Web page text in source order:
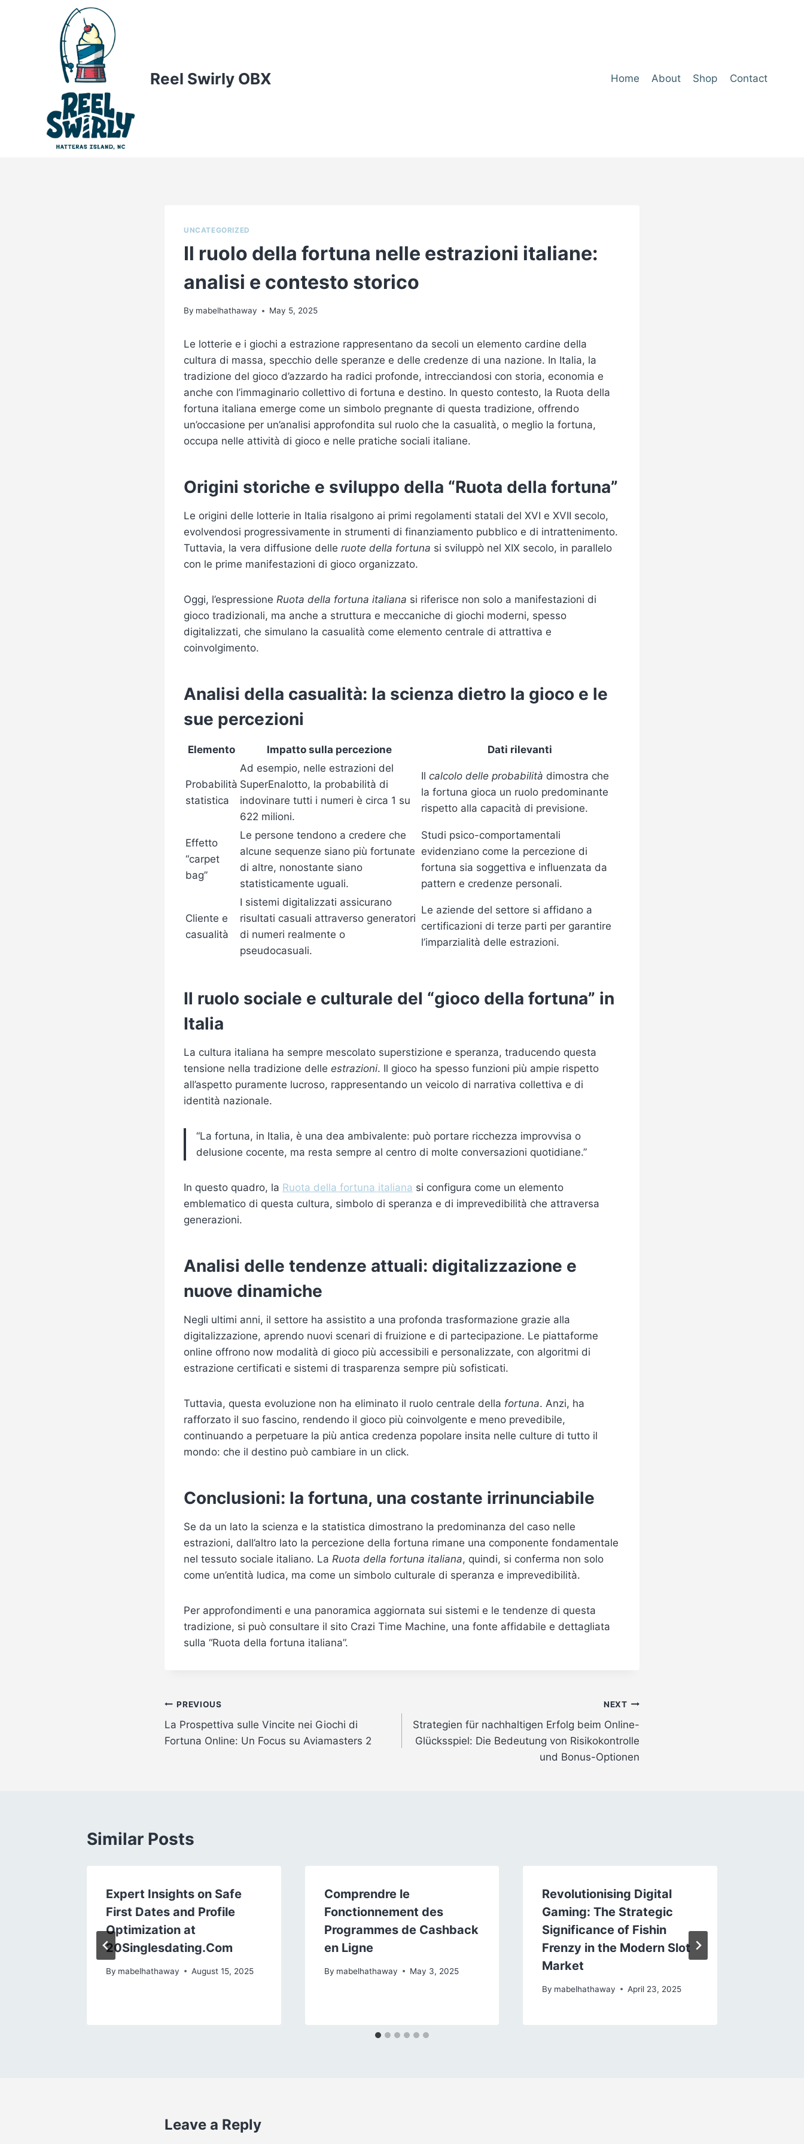
Reel Swirly OBX Home About Shop Contact
UNCATEGORIZED
Il ruolo della fortuna nelle estrazioni italiane:
analisi e contesto storico
By mabelhathaway May 5, 2025
Le lotterie e i giochi a estrazione rappresentano da secoli un elemento cardine della
cultura di massa, specchio delle speranze e delle credenze di una nazione. In Italia, la
tradizione del gioco d’azzardo ha radici profonde, intrecciandosi con storia, economia e
anche con l’immaginario collettivo di fortuna e destino. In questo contesto, la Ruota della
fortuna italiana emerge come un simbolo pregnante di questa tradizione, offrendo
un’occasione per un’analisi approfondita sul ruolo che la casualità, o meglio la fortuna,
occupa nelle attività di gioco e nelle pratiche sociali italiane.
Origini storiche e sviluppo della “Ruota della fortuna”
Le origini delle lotterie in Italia risalgono ai primi regolamenti statali del XVI e XVII secolo,
evolvendosi progressivamente in strumenti di finanziamento pubblico e di intrattenimento.
Tuttavia, la vera diffusione delle ruote della fortuna si sviluppò nel XIX secolo, in parallelo
con le prime manifestazioni di gioco organizzato.
Oggi, l’espressione Ruota della fortuna italiana si riferisce non solo a manifestazioni di
gioco tradizionali, ma anche a struttura e meccaniche di giochi moderni, spesso
digitalizzati, che simulano la casualità come elemento centrale di attrattiva e
coinvolgimento.
Analisi della casualità: la scienza dietro la gioco e le
sue percezioni
Elemento Impatto sulla percezione Dati rilevanti
Probabilità
statistica
Ad esempio, nelle estrazioni del
SuperEnalotto, la probabilità di
indovinare tutti i numeri è circa 1 su
622 milioni.
Il calcolo delle probabilità dimostra che
la fortuna gioca un ruolo predominante
rispetto alla capacità di previsione.
Effetto
“carpet
bag”
Le persone tendono a credere che
alcune sequenze siano più fortunate
di altre, nonostante siano
statisticamente uguali.
Studi psico-comportamentali
evidenziano come la percezione di
fortuna sia soggettiva e influenzata da
pattern e credenze personali.
Cliente e
casualità
I sistemi digitalizzati assicurano
risultati casuali attraverso generatori
di numeri realmente o
pseudocasuali.
Le aziende del settore si affidano a
certificazioni di terze parti per garantire
l’imparzialità delle estrazioni.
Il ruolo sociale e culturale del “gioco della fortuna” in
Italia
La cultura italiana ha sempre mescolato superstizione e speranza, traducendo questa
tensione nella tradizione delle estrazioni. Il gioco ha spesso funzioni più ampie rispetto
all’aspetto puramente lucroso, rappresentando un veicolo di narrativa collettiva e di
identità nazionale.
“La fortuna, in Italia, è una dea ambivalente: può portare ricchezza improvvisa o
delusione cocente, ma resta sempre al centro di molte conversazioni quotidiane.”
In questo quadro, la Ruota della fortuna italiana si configura come un elemento
emblematico di questa cultura, simbolo di speranza e di imprevedibilità che attraversa
generazioni.
Analisi delle tendenze attuali: digitalizzazione e
nuove dinamiche
Negli ultimi anni, il settore ha assistito a una profonda trasformazione grazie alla
digitalizzazione, aprendo nuovi scenari di fruizione e di partecipazione. Le piattaforme
online offrono now modalità di gioco più accessibili e personalizzate, con algoritmi di
estrazione certificati e sistemi di trasparenza sempre più sofisticati.
Tuttavia, questa evoluzione non ha eliminato il ruolo centrale della fortuna. Anzi, ha
rafforzato il suo fascino, rendendo il gioco più coinvolgente e meno prevedibile,
continuando a perpetuare la più antica credenza popolare insita nelle culture di tutto il
mondo: che il destino può cambiare in un click.
Conclusioni: la fortuna, una costante irrinunciabile
Se da un lato la scienza e la statistica dimostrano la predominanza del caso nelle
estrazioni, dall’altro lato la percezione della fortuna rimane una componente fondamentale
nel tessuto sociale italiano. La Ruota della fortuna italiana, quindi, si conferma non solo
come un’entità ludica, ma come un simbolo culturale di speranza e imprevedibilità.
Per approfondimenti e una panoramica aggiornata sui sistemi e le tendenze di questa
tradizione, si può consultare il sito Crazi Time Machine, una fonte affidabile e dettagliata
sulla “Ruota della fortuna italiana”.
Post
navigation
PREVIOUS
La Prospettiva sulle Vincite nei Giochi di
Fortuna Online: Un Focus su Aviamasters 2
NEXT
Strategien für nachhaltigen Erfolg beim Online-
Glücksspiel: Die Bedeutung von Risikokontrolle
und Bonus-Optionen
Similar Posts
Expert Insights on Safe
First Dates and Profile
Optimization at
20Singlesdating.Com
By mabelhathaway August 15, 2025
Comprendre le
Fonctionnement des
Programmes de Cashback
en Ligne
By mabelhathaway May 3, 2025
Revolutionising Digital
Gaming: The Strategic
Significance of Fishin
Frenzy in the Modern Slot
Market
By mabelhathaway April 23, 2025
Leave a Reply